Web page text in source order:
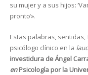
su mujer y a sus hijos:
pronto’».
Estas palabras,
psicólogo clínico en la
investidura de Ángel
enPsicología por la